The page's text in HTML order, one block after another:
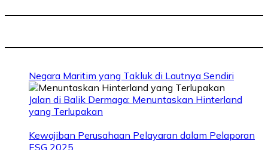
Negara Maritim yang Takluk di Lautnya Sendiri
Jalan di Balik Dermaga: Menuntaskan Hinterland
yang Terlupakan
Kewajiban Perusahaan Pelayaran dalam Pelaporan
ESG 2025